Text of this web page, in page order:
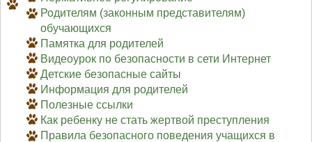
Родителям (законным представителям)
обучающихся
Памятка для родителей
Видеоурок по безопасности в сети Интернет
Детские безопасные сайты
Информация для родителей
Полезные ссылки
Как ребенку не стать жертвой преступления
Правила безопасного поведения учащихся в